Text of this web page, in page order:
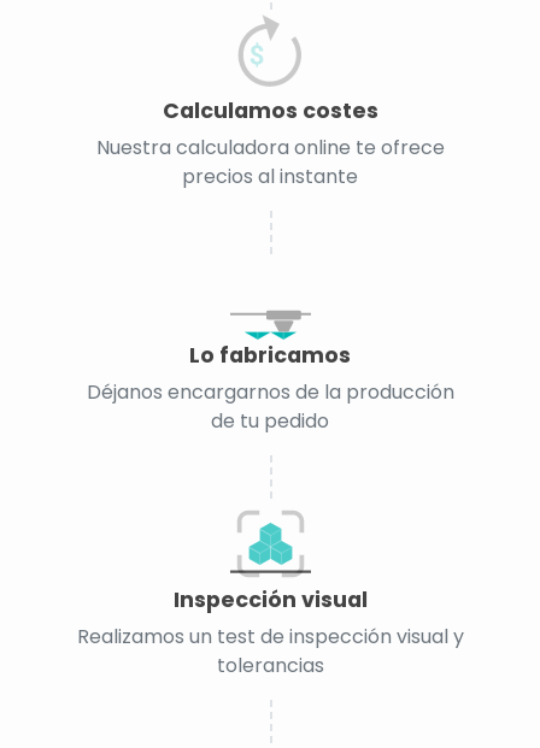
Calculamos costes
Nuestra calculadora online te ofrece
precios al instante
Lo fabricamos
Déjanos encargarnos de la producción
de tu pedido
Inspección visual
Realizamos un test de inspección visual y
tolerancias